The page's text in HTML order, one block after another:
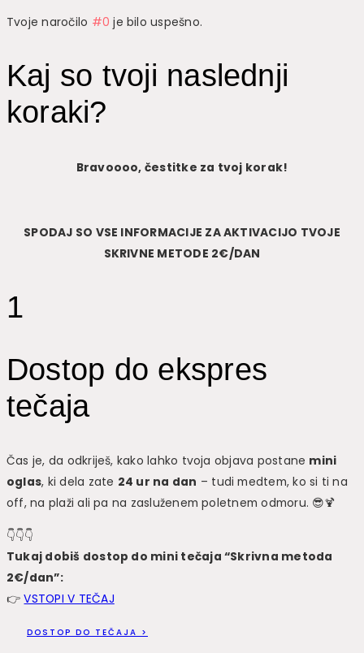
Tvoje naročilo #0je bilo uspešno.
Kaj so tvoji naslednji
koraki?
Bravoooo, čestitke za tvoj korak!
SPODAJ SO VSE INFORMACIJE ZA AKTIVACIJO TVOJE
SKRIVNE METODE 2€/DAN
1
Dostop do ekspres
tečaja
Čas je, da odkriješ, kako lahko tvoja objava postane mini
oglas, ki dela zate 24 ur na dan – tudi medtem, ko si ti na
off, na plaži ali pa na zasluženem poletnem odmoru. 😎🍹
👇👇👇
Tukaj dobiš dostop do mini tečaja “Skrivna metoda
2€/dan”:
👉VSTOPI V TEČAJ
DOSTOP DO TEČAJA >